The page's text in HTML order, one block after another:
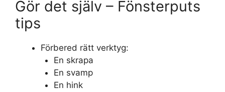
Gör det själv – Fönsterputs
tips
Förbered rätt verktyg:
En skrapa
En svamp
En hink